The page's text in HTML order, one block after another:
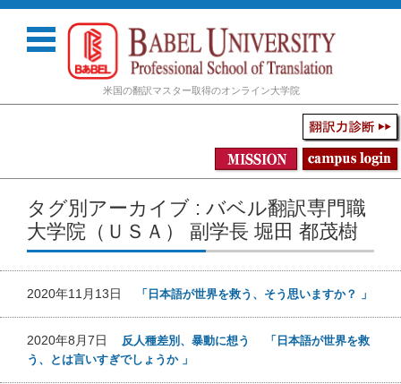
米国の翻訳マスター取得のオンライン大学院
コンテンツに移動
タグ別アーカイブ : バベル翻訳専門職
大学院（ＵＳＡ） 副学長 堀田 都茂樹
2020年11月13日 「日本語が世界を救う、そう思いますか？ 」
2020年8月7日 反人種差別、暴動に想う 「日本語が世界を救
う、とは言いすぎでしょうか 」